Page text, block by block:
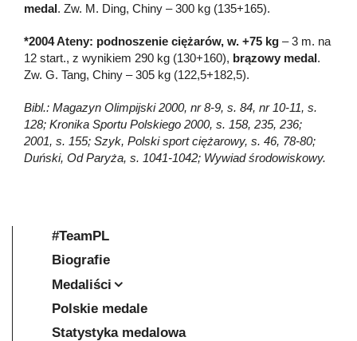
medal. Zw. M. Ding, Chiny – 300 kg (135+165).
*2004 Ateny: podnoszenie ciężarów, w. +75 kg – 3 m. na
12 start., z wynikiem 290 kg (130+160), brązowy medal.
Zw. G. Tang, Chiny – 305 kg (122,5+182,5).
Bibl.: Magazyn Olimpijski 2000, nr 8-9, s. 84, nr 10-11, s.
128; Kronika Sportu Polskiego 2000, s. 158, 235, 236;
2001, s. 155; Szyk, Polski sport ciężarowy, s. 46, 78-80;
Duński, Od Paryża, s. 1041-1042; Wywiad środowiskowy.
#TeamPL
Biografie
Medaliści
Polskie medale
Statystyka medalowa